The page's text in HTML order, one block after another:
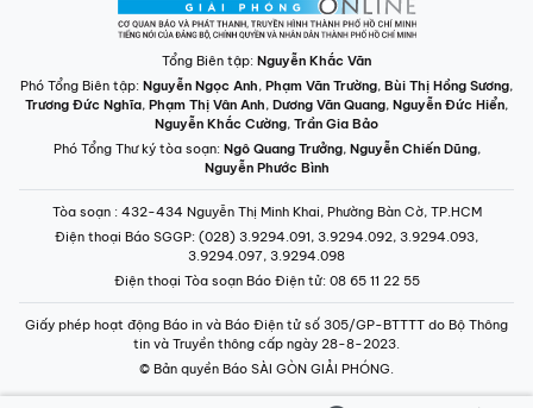
Tổng Biên tập: Nguyễn Khắc Văn
Phó Tổng Biên tập: Nguyễn Ngọc Anh, Phạm Văn Trường, Bùi Thị Hồng Sương,
Trương Đức Nghĩa, Phạm Thị Vân Anh, Dương Văn Quang, Nguyễn Đức Hiển,
Nguyễn Khắc Cường, Trần Gia Bảo
Phó Tổng Thư ký tòa soạn: Ngô Quang Trưởng, Nguyễn Chiến Dũng,
Nguyễn Phước Bình
Tòa soạn : 432-434 Nguyễn Thị Minh Khai, Phường Bàn Cờ, TP.HCM
Điện thoại Báo SGGP: (028) 3.9294.091, 3.9294.092, 3.9294.093,
3.9294.097, 3.9294.098
Điện thoại Tòa soạn Báo Điện tử: 08 65 11 22 55
Giấy phép hoạt động Báo in và Báo Điện tử số 305/GP-BTTTT do Bộ Thông
tin và Truyền thông cấp ngày 28-8-2023.
© Bản quyền Báo SÀI GÒN GIẢI PHÓNG.